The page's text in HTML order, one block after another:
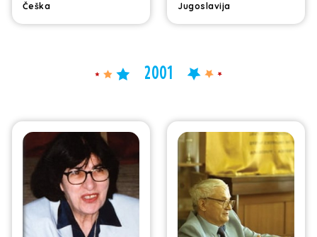
Češka Jugoslavija
2001